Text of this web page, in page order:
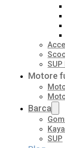
Motore
Barca
SUP